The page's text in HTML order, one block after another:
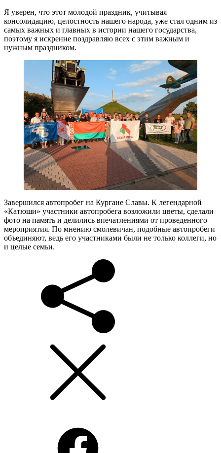
Я уверен, что этот молодой праздник, учитывая
консолидацию, целостность нашего народа, уже стал одним из
самых важных и главных в истории нашего государства,
поэтому я искренне поздравляю всех с этим важным и
нужным праздником.
Завершился автопробег на Кургане Славы. К легендарной
«Катюши» участники автопробега возложили цветы, сделали
фото на память и делились впечатлениями от проведенного
мероприятия. По мнению смолевичан, подобные автопробеги
объединяют, ведь его участниками были не только коллеги, но
и целые семьи.